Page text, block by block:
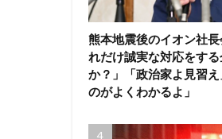
熊本地震後のイオン社長
れだけ誠実な対応をす
か？」「政治家よ見習
のがよくわかるよ」